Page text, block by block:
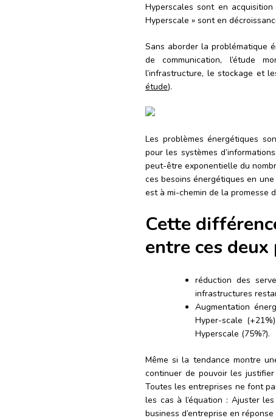
Hyperscales sont en
Hyperscale » sont en
Sans aborder la problématique
de communication, l’étude
l’infrastructure, le stockage et
étude).
Les problèmes énergétiques
pour les systèmes
peut-être exponentielle du
ces besoins énergétiques en
est à mi-chemin de la promesse
Cette
entre ces
réduction des
infrastructures
Augmentation
Hyper-scale
Hyperscale (75%?).
Même si la tendance montre
continuer de pouvoir les
Toutes les entreprises ne font
les cas à l’équation : Ajuster
business d’entreprise en